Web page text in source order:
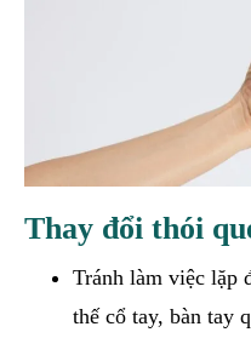
Thay đổi thói
Tránh làm việc lặp
thế cổ tay, bàn tay